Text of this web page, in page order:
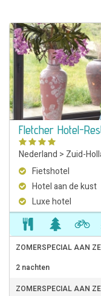
Fletcher Hotel-
Nederland > Zuid-
Fietshotel
Hotel aan de kust
Luxe hotel
ZOMERSPECIAL AAN
2 nachten
ZOMERSPECIAL AAN